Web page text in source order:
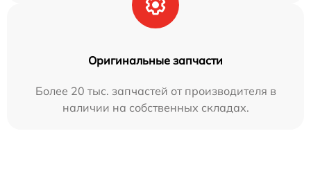
Оригинальные запчасти
Более 20 тыс. запчастей от производителя в
наличии на собственных складах.